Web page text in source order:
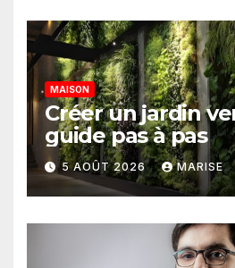
MAISON
Créer un jardin
guide pas à pas
5 AOÛT 2026 MARISE